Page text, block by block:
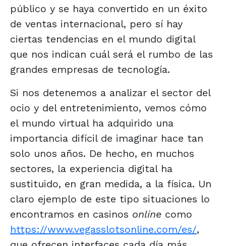
público y se haya convertido en un éxito
de ventas internacional, pero sí hay
ciertas tendencias en el mundo digital
que nos indican cuál será el rumbo de las
grandes empresas de tecnología.
Si nos detenemos a analizar el sector del
ocio y del entretenimiento, vemos cómo
el mundo virtual ha adquirido una
importancia difícil de imaginar hace tan
solo unos años. De hecho, en muchos
sectores, la experiencia digital ha
sustituido, en gran medida, a la física. Un
claro ejemplo de este tipo situaciones lo
encontramos en casinos online como
https://www.vegasslotsonline.com/es/,